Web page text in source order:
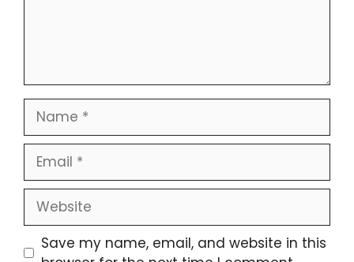
Name
Email
Website
Save my name, email, and website in this